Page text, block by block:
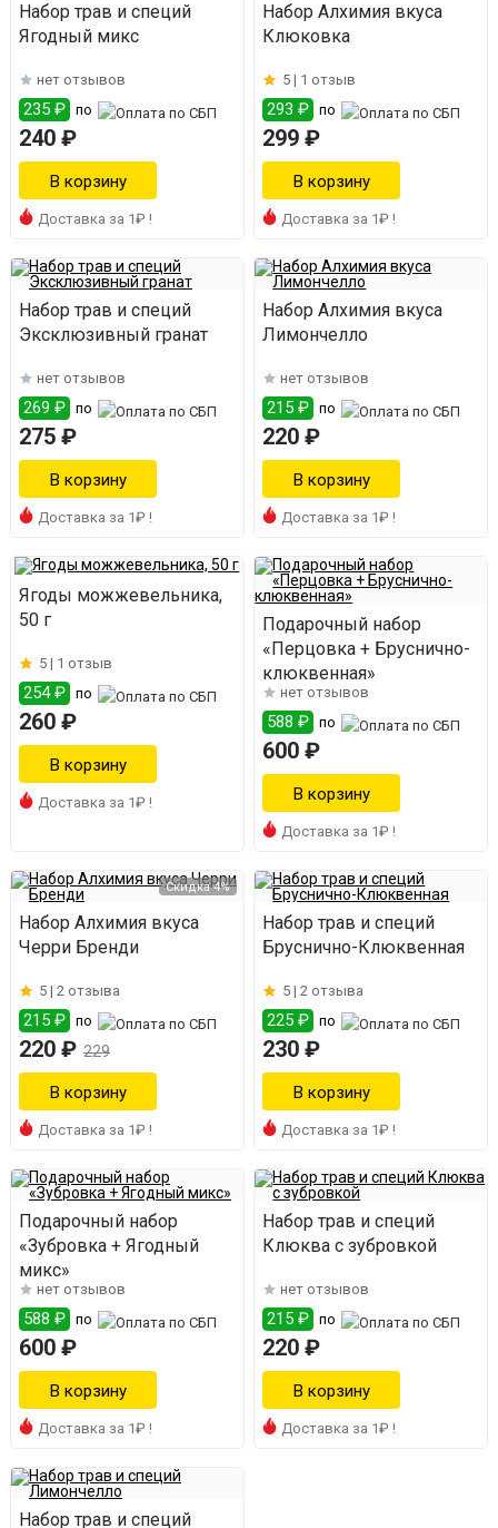
Набор трав и специй
Ягодный микс
нет отзывов
235 ₽ по
240 ₽
Доставка за 1₽ !
Набор Алхимия вкуса
Клюковка
5 | 1 отзыв
293 ₽ по
299 ₽
Доставка за 1₽ !
Набор трав и специй
Эксклюзивный гранат
нет отзывов
269 ₽ по
275 ₽
Доставка за 1₽ !
Набор Алхимия вкуса
Лимончелло
нет отзывов
215 ₽ по
220 ₽
Доставка за 1₽ !
Ягоды можжевельника,
50 г
5 | 1 отзыв
254 ₽ по
260 ₽
Доставка за 1₽ !
Подарочный набор
«Перцовка + Бруснично-
клюквенная»
нет отзывов
588 ₽ по
600 ₽
Доставка за 1₽ !
Скидка 4%
Набор Алхимия вкуса
Черри Бренди
5 | 2 отзыва
215 ₽ по
220 ₽ 229
Доставка за 1₽ !
Набор трав и специй
Бруснично-Клюквенная
5 |2 отзыва
225 ₽ по
230 ₽
Доставка за 1₽ !
Подарочный набор
«Зубровка + Ягодный
микс»
нет отзывов
588 ₽ по
600 ₽
Доставка за 1₽ !
Набор трав и специй
Клюква с зубровкой
нет отзывов
215 ₽ по
220 ₽
Доставка за 1₽ !
Набор трав и специй